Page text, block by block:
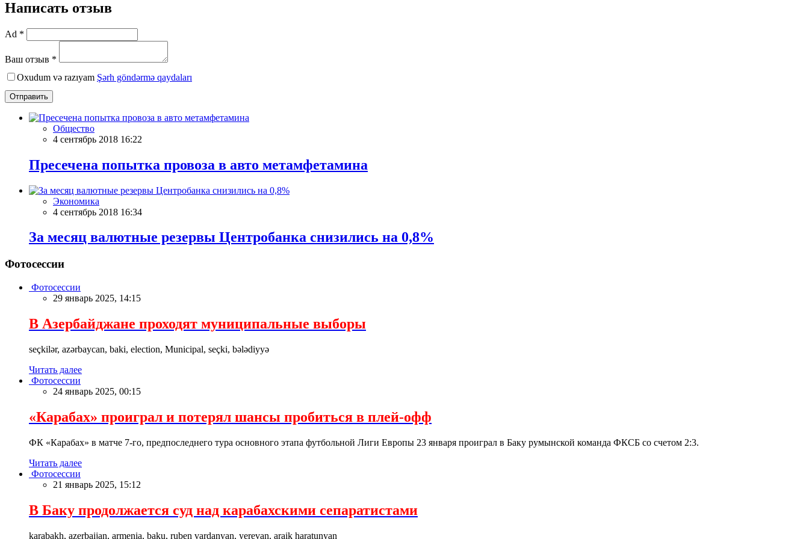
Написать отзыв
Ad *
Ваш отзыв *
Oxudum və razıyam Şərh göndərmə qaydaları
Отправить
Общество
4 сентябрь 2018 16:22
Пресечена попытка провоза в авто метамфетамина
Экономика
4 сентябрь 2018 16:34
За месяц валютные резервы Центробанка снизились на 0,8%
Фотосессии
Фотосессии
29 январь 2025, 14:15
В Азербайджане проходят муниципальные выборы
seçkilər, azərbaycan, baki, election, Municipal, seçki, bələdiyyə
Читать далее
Фотосессии
24 январь 2025, 00:15
«Карабах» проиграл и потерял шансы пробиться в плей-офф
ФК «Карабах» в матче 7-го, предпоследнего тура основного этапа футбольной Лиги Европы 23 января проиграл в Баку румынской команда ФКСБ со счетом 2:3.
Читать далее
Фотосессии
21 январь 2025, 15:12
В Баку продолжается суд над карабахскими сепаратистами
karabakh, azerbaijan, armenia, baku, ruben vardanyan, yerevan, araik haratunyan